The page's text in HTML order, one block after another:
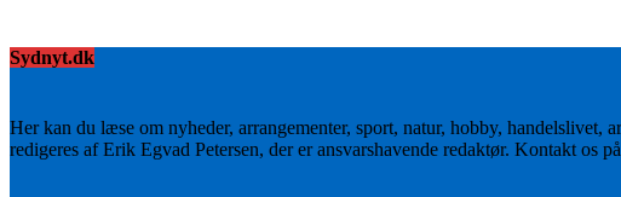
Sydnyt.dk
Her kan du læse om nyheder, arrangementer, sport, natur, hobby, handelslivet,
redigeres af Erik Egvad Petersen, der er ansvarshavende redaktør. Kontakt os